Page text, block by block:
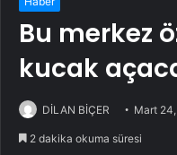
Bu merkez
kucak
DİLAN BİÇER Mart
2 dakika okuma süresi